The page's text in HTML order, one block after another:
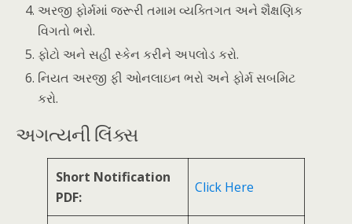
અરજી ફોર્મમાં જરૂરી તમામ વ્યક્તિગત અને શૈક્ષણિક
વિગતો ભરો.
ફોટો અને સહી સ્કેન કરીને અપલોડ કરો.
નિયત અરજી ફી ઓનલાઇન ભરો અને ફોર્મ સબમિટ
કરો.
અગત્યની લિંક્સ
Short Notification
PDF:
Click Here